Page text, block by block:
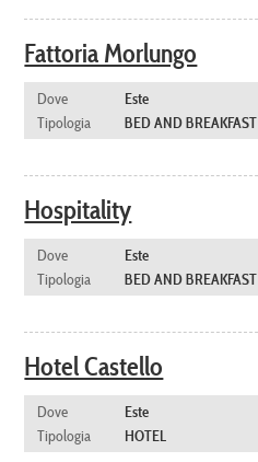
Fattoria Morlungo
Dove
Este
Tipologia
BED AND BREAKFAST
Hospitality
Dove
Este
Tipologia
BED AND BREAKFAST
Hotel Castello
Dove
Este
Tipologia
HOTEL